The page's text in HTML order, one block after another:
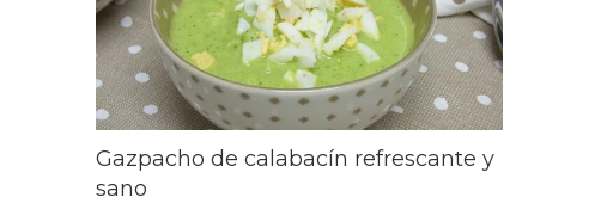
Gazpacho de calabacín refrescante y
sano